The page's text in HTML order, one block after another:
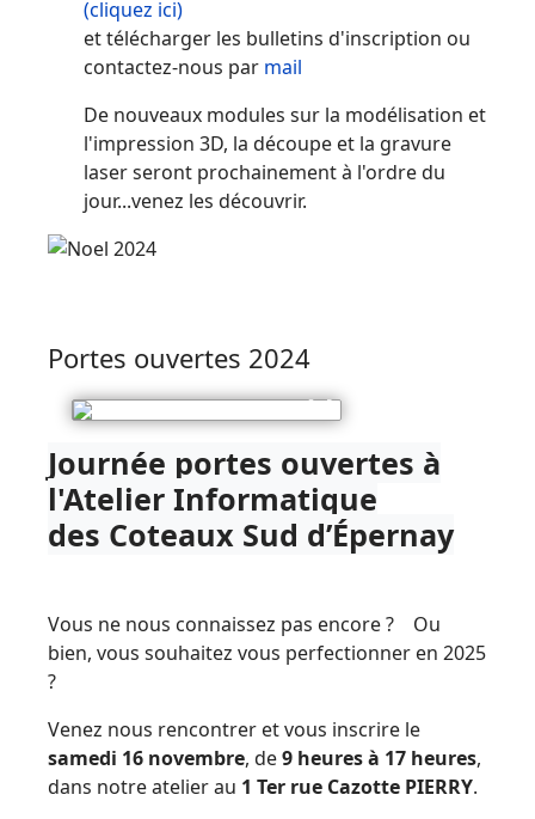
(cliquez ici)
et télécharger les bulletins d'inscription ou
contactez-nous par mail
De nouveaux modules sur la modélisation et
l'impression 3D, la découpe et la gravure
laser seront prochainement à l'ordre du
jour...venez les découvrir.
Portes ouvertes 2024
Journée portes ouvertes à
l'Atelier Informatique
des Coteaux Sud d’Épernay
Vous ne nous connaissez pas encore ? Ou
bien, vous souhaitez vous perfectionner en 2025
?
Venez nous rencontrer et vous inscrire le
samedi 16 novembre, de9 heures à 17 heures,
dans notre atelier au 1 Ter rue Cazotte PIERRY.